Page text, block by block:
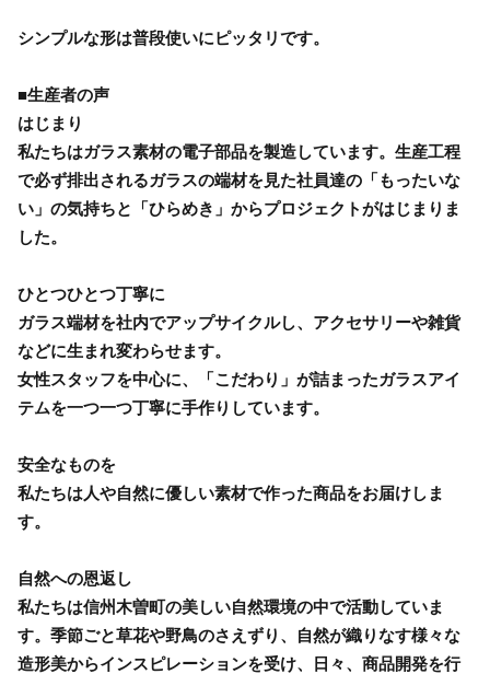
シンプルな形は普段使いにピッタリです。
■生産者の声
はじまり
私たちはガラス素材の電子部品を製造しています。生産工程
で必ず排出されるガラスの端材を見た社員達の「もったいな
い」の気持ちと「ひらめき」からプロジェクトがはじまりま
した。
ひとつひとつ丁寧に
ガラス端材を社内でアップサイクルし、アクセサリーや雑貨
などに生まれ変わらせます。
女性スタッフを中心に、「こだわり」が詰まったガラスアイ
テムを一つ一つ丁寧に手作りしています。
安全なものを
私たちは人や自然に優しい素材で作った商品をお届けしま
す。
自然への恩返し
私たちは信州木曽町の美しい自然環境の中で活動していま
す。季節ごと草花や野鳥のさえずり、自然が織りなす様々な
造形美からインスピレーションを受け、日々、商品開発を行